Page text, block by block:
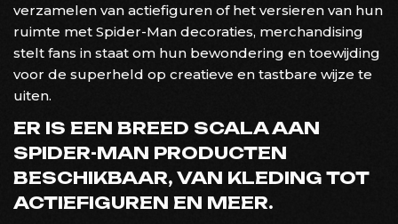
verzamelen van actiefiguren of het versieren van hun
ruimte met Spider-Man decoraties, merchandising
stelt fans in staat om hun bewondering en toewijding
voor de superheld op creatieve en tastbare wijze te
uiten.
ER IS EEN BREED SCALA AAN
SPIDER-MAN PRODUCTEN
BESCHIKBAAR, VAN KLEDING TOT
ACTIEFIGUREN EN MEER.